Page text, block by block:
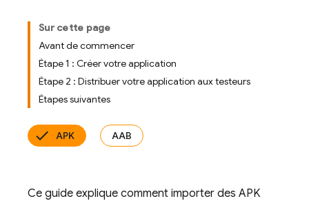
Sur cette page
Avant de commencer
Étape 1 : Créer votre application
Étape 2 : Distribuer votre application aux testeurs
Étapes suivantes
APK AAB
Ce guide explique comment importer des APK